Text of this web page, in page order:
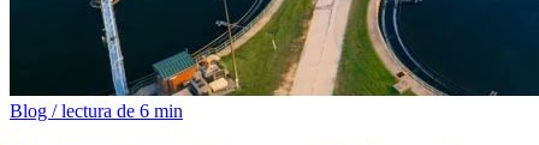
Blog /lectura de 6 min